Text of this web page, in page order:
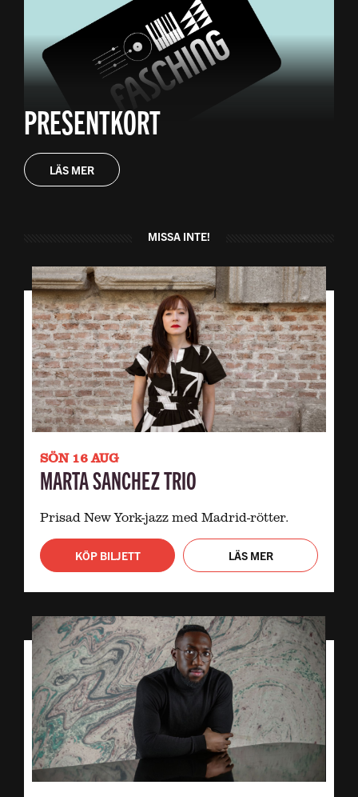
PRESENTKORT
LÄS MER
MISSA INTE!
SÖN 16 AUG
MARTA SANCHEZ TRIO
Prisad New York-jazz med Madrid-rötter.
KÖP BILJETT LÄS MER